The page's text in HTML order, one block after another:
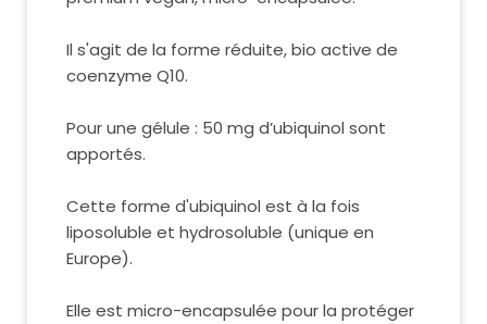
Il s'agit de la forme réduite, bio active de
coenzyme Q10.
Pour une gélule : 50 mg d’ubiquinol sont
apportés.
Cette forme d'ubiquinol est à la fois
liposoluble et hydrosoluble (unique en
Europe).
Elle est micro-encapsulée pour la protéger